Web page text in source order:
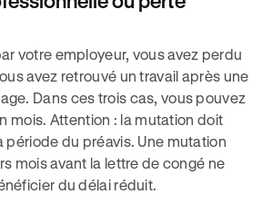
votre employeur, vous avez perdu
avez retrouvé un travail après une
Dans ces trois cas, vous pouvez
mois. Attention : la mutation doit
période du préavis. Une mutation
mois avant la lettre de congé ne
du délai réduit.